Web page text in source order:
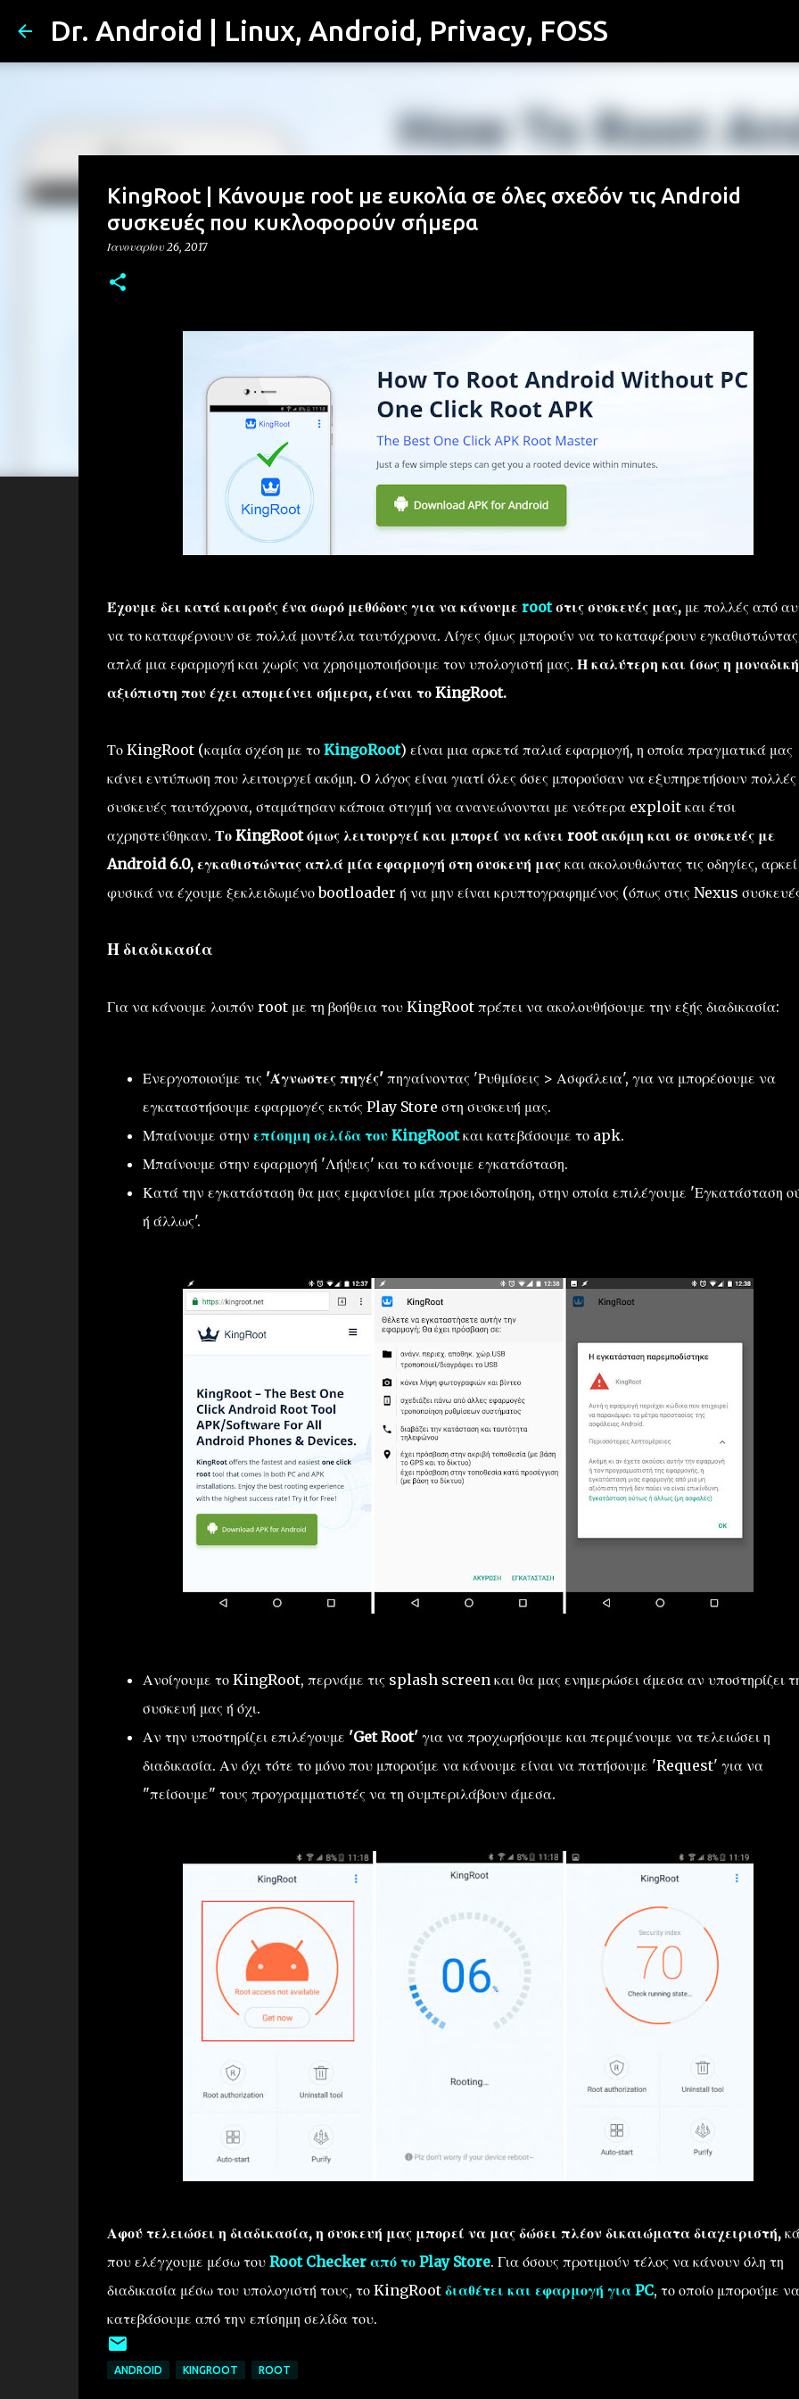
Μετάβαση στο κύριο περιεχόμενο
Dr. Android | Linux, Android, Privacy, FOSS
KingRoot | Κάνουμε root με ευκολία σε όλες σχεδόν τις Android
συσκευές που κυκλοφορούν σήμερα
Ιανουαρίου 26, 2017
Έχουμε δει κατά καιρούς ένα σωρό μεθόδους για να κάνουμε rootστις συσκευές μας,με πολλές από
να το καταφέρνουν σε πολλά μοντέλα ταυτόχρονα. Λίγες όμως μπορούν να το καταφέρουν εγκαθιστώντας
απλά μια εφαρμογή και χωρίς να χρησιμοποιήσουμε τον υπολογιστή μας. Η καλύτερη και ίσως η μοναδική
αξιόπιστη που έχει απομείνει σήμερα, είναι το KingRoot.
Το KingRoot (καμία σχέση με το KingoRoot) είναι μια αρκετά παλιά εφαρμογή, η οποία πραγματικά μας
κάνει εντύπωση που λειτουργεί ακόμη. Ο λόγος είναι γιατί όλες όσες μπορούσαν να εξυπηρετήσουν πολλές
συσκευές ταυτόχρονα, σταμάτησαν κάποια στιγμή να ανανεώνονται με νεότερα exploit και έτσι
αχρηστεύθηκαν. Το KingRoot όμως λειτουργεί και μπορεί να κάνει root ακόμη και σε συσκευές με
Android 6.0, εγκαθιστώντας απλά μία εφαρμογή στη συσκευή μαςκαι ακολουθώντας τις οδηγίες, αρκεί
φυσικά να έχουμε ξεκλειδωμένο bootloader ή να μην είναι κρυπτογραφημένος (όπως στις Nexus
Η διαδικασία
Για να κάνουμε λοιπόν root με τη βοήθεια του KingRoot πρέπει να ακολουθήσουμε την εξής διαδικασία:
Ενεργοποιούμε τις 'Άγνωστες πηγές'πηγαίνοντας 'Ρυθμίσεις > Ασφάλεια', για να μπορέσουμε να
εγκαταστήσουμε εφαρμογές εκτός Play Store στη συσκευή μας.
Μπαίνουμε στην επίσημη σελίδα του KingRootκαι κατεβάσουμε το apk.
Μπαίνουμε στην εφαρμογή 'Λήψεις' και το κάνουμε εγκατάσταση.
Κατά την εγκατάσταση θα μας εμφανίσει μία προειδοποίηση, στην οποία επιλέγουμε 'Εγκατάσταση
ή άλλως'.
Ανοίγουμε το KingRoot, περνάμε τις splash screen και θα μας ενημερώσει άμεσα αν υποστηρίζει
συσκευή μας ή όχι.
Αν την υποστηρίζει επιλέγουμε 'Get Root'για να προχωρήσουμε και περιμένουμε να τελειώσει η
διαδικασία. Αν όχι τότε το μόνο που μπορούμε να κάνουμε είναι να πατήσουμε 'Request' για να
"πείσουμε" τους προγραμματιστές να τη συμπεριλάβουν άμεσα.
Αφού τελειώσει η διαδικασία, η συσκευή μας μπορεί να μας δώσει πλέον δικαιώματα διαχειριστή,
που ελέγχουμε μέσω του Root Checker από το Play Store. Για όσους προτιμούν τέλος να κάνουν όλη τη
διαδικασία μέσω του υπολογιστή τους, το KingRoot διαθέτει και εφαρμογή για PC, το οποίο μπορούμε να
κατεβάσουμε από την επίσημη σελίδα του.
ANDROID KINGROOT ROOT